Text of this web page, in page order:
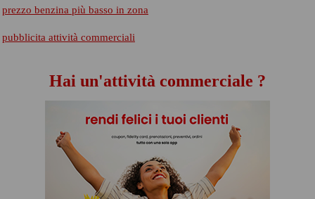
prezzo benzina più basso in zona
pubblicita attività commerciali
Hai un'attività commerciale ?